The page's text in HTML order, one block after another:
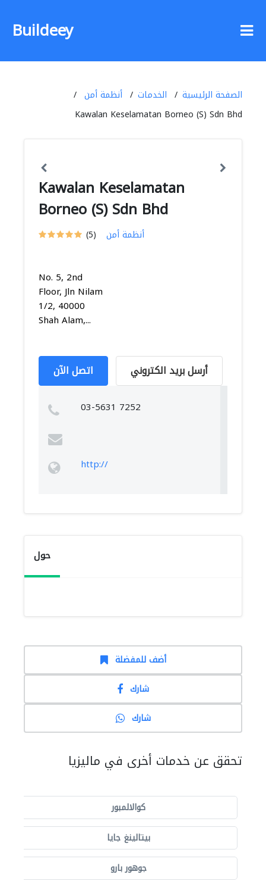
Buildeey
الصفحة الرئيسية الخدمات
أنظمة أمن
Kawalan Keselamatan Borneo (S) Sdn Bhd
Kawalan Keselamatan
Borneo (S) Sdn Bhd
(5) أنظمة أمن
No. 5, 2nd
Floor, Jln Nilam
1/2, 40000
Shah Alam,...
اتصل الآن أرسل بريد الكتروني
03-5631 7252
http://
حول
أضف للمفضلة
شارك
شارك
تحقق عن خدمات أخرى في ماليزيا
كوالالمبور
بيتالينغ جايا
جوهور بارو